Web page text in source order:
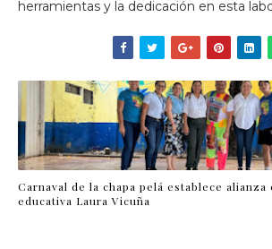
herramientas y la dedicación en esta
Carnaval de la chapa pelá establece
educativa Laura Vicuña